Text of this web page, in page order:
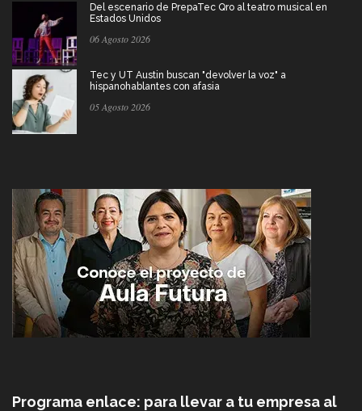
Del escenario de PrepaTec Qro al teatro musical en
Estados Unidos
06 Agosto 2026
Tec y UT Austin buscan "devolver la voz" a
hispanohablantes con afasia
05 Agosto 2026
Programa enlace: para llevar a tu empresa al